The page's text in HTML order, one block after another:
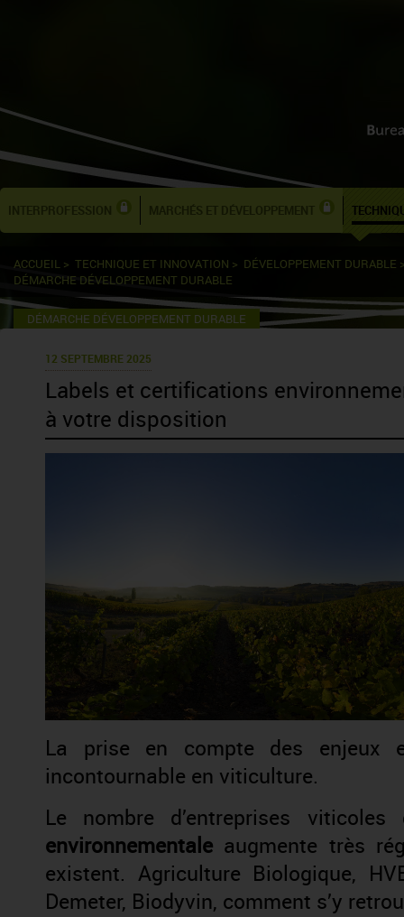
INTERPROFESSION MARCHÉS ET DÉVELOPPEMENT
ACCUEIL > TECHNIQUE ET INNOVATION > DÉVELOPPEMENT DURABLE
DÉMARCHE DÉVELOPPEMENT DURABLE
DÉMARCHE DÉVELOPPEMENT DURABLE
12 SEPTEMBRE 2025
Labels et certifications
à votre disposition
La prise en compte des enjeux
incontournable en viticulture.
Le nombre d’entreprises
environnementale augmente très
existent. Agriculture Biologique,
Demeter, Biodyvin, comment s’y